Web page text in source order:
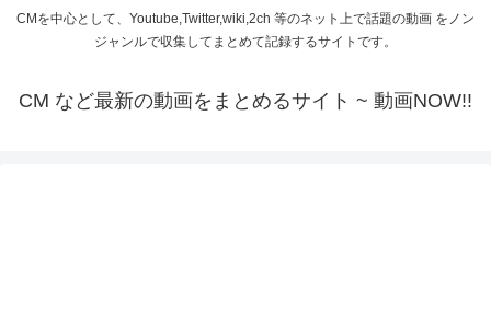
CMを中心として、Youtube,Twitter,wiki,2ch 等のネット上で話題の動画 をノン
ジャンルで収集してまとめて記録するサイトです。
CM など最新の動画をまとめるサイト ~ 動画NOW!!